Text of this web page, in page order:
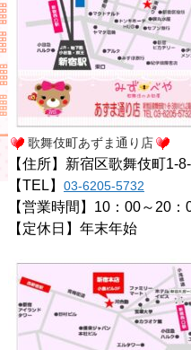
歌舞伎町あずま通り店
【住所】新宿区歌舞伎町
【TEL】 03-6205-5732
【営業時間】10：00～20
【定休日】年末年始